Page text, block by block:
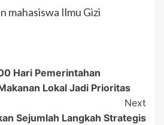
mahasiswa Ilmu Gizi
Hari Pemerintahan
Lokal Jadi Prioritas
Next
Sejumlah Langkah Strategis